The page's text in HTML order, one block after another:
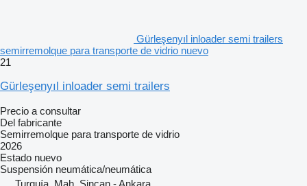
Gürleşenyıl inloader semi trailers
semirremolque para transporte de vidrio nuevo
21
Gürleşenyıl inloader semi trailers
Precio a consultar
Del fabricante
Semirremolque para transporte de vidrio
2026
Estado nuevo
Suspensión neumática/neumática